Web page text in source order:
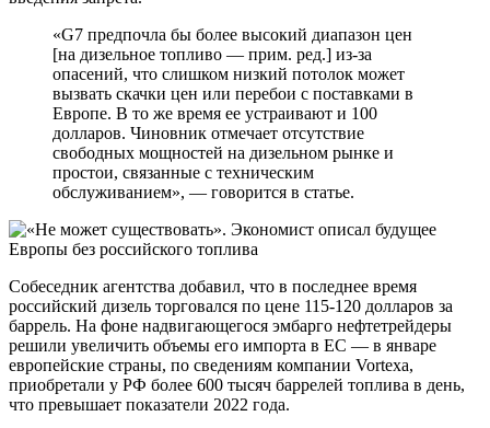
«G7 предпочла бы более высокий диапазон цен
[на дизельное топливо — прим. ред.] из-за
опасений, что слишком низкий потолок может
вызвать скачки цен или перебои с поставками в
Европе. В то же время ее устраивают и 100
долларов. Чиновник отмечает отсутствие
свободных мощностей на дизельном рынке и
простои, связанные с техническим
обслуживанием», — говорится в статье.
Собеседник агентства добавил, что в последнее время
российский дизель торговался по цене 115-120 долларов за
баррель. На фоне надвигающегося эмбарго нефтетрейдеры
решили увеличить объемы его импорта в ЕС — в январе
европейские страны, по сведениям компании Vortexa,
приобретали у РФ более 600 тысяч баррелей топлива в день,
что превышает показатели 2022 года.